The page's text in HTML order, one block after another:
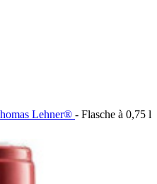
Lehner® - Flasche à 0,75 l